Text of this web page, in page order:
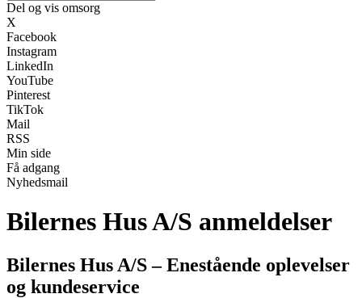
Del og vis omsorg
X
Facebook
Instagram
LinkedIn
YouTube
Pinterest
TikTok
Mail
RSS
Min side
Få adgang
Nyhedsmail
Bilernes Hus A/S anmeldelser
Bilernes Hus A/S – Enestående oplevelser
og kundeservice